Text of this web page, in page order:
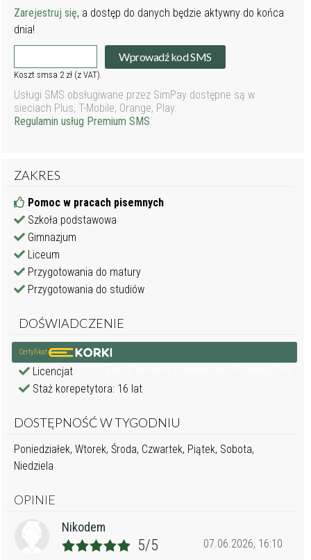
Zarejestruj się, a dostęp do danych będzie aktywny do końca
dnia!
Wprowadź kod SMS
Koszt smsa 2 zł (z VAT).
Usługi SMS obsługiwane przez SimPay dostępne są w
sieciach Plus, T-Mobile, Orange, Play.
Regulamin usług Premium SMS.
ZAKRES
Pomoc w pracach pisemnych
Szkoła podstawowa
Gimnazjum
Liceum
Przygotowania do matury
Przygotowania do studiów
DOŚWIADCZENIE
Certyfikat
Licencjat
Staż korepetytora: 16 lat
DOSTĘPNOŚĆ W TYGODNIU
Poniedziałek, Wtorek, Środa, Czwartek, Piątek, Sobota,
Niedziela
OPINIE
Nikodem
07.06.2026, 16:10
5/5